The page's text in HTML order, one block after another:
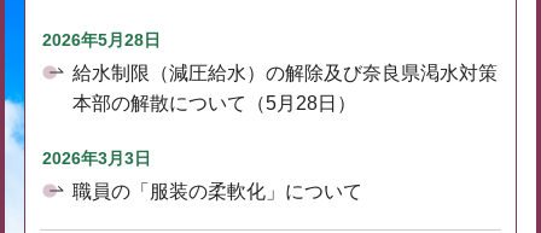
2026年5月28日
給水制限（減圧給水）の解除及び奈良県渇水対策
本部の解散について（5月28日）
2026年3月3日
職員の「服装の柔軟化」について